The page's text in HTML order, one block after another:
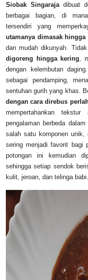
Siobak Singaraja dibuat
berbagai bagian, di
tersendiri yang
utamanya dimasak hingga
dan mudah dikunyah.
digoreng hingga kering ,
dengan kelembutan daging.
sebagai pendamping,
sentuhan gurih yang khas.
dengan cara direbus
mempertahankan
pengalaman berbeda
salah satu komponen unik,
sering menjadi favorit bagi
potongan ini kemudian
sehingga setiap sendok
kulit, jeroan, dan telinga babi.